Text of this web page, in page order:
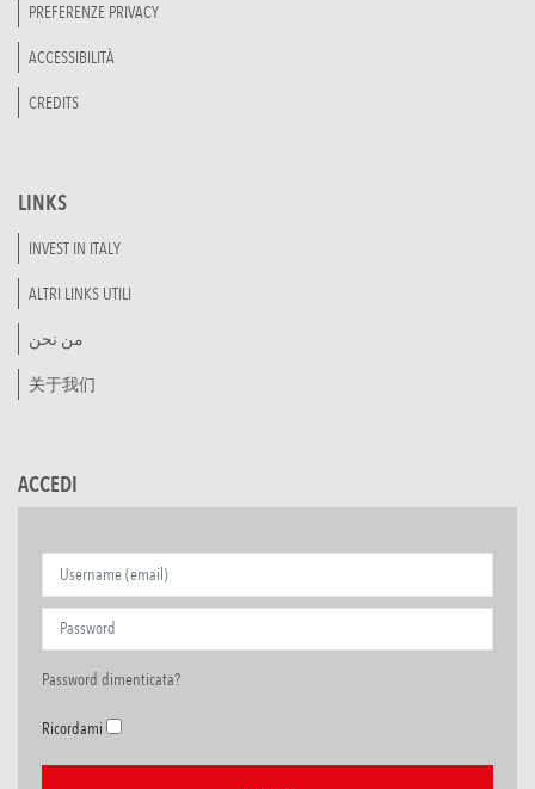
PREFERENZE PRIVACY
ACCESSIBILITÀ
CREDITS
LINKS
INVEST IN ITALY
ALTRI LINKS UTILI
من نحن
关于我们
ACCEDI
Password dimenticata?
Ricordami